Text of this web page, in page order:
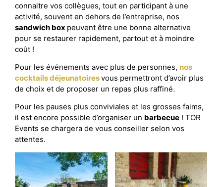
connaitre vos collègues, tout en participant à une
activité, souvent en dehors de l’entreprise, nos
sandwich box peuvent être une bonne alternative
pour se restaurer rapidement, partout et à moindre
coût !
Pour les événements avec plus de personnes, nos
cocktails déjeunatoiresvous permettront d’avoir plus
de choix et de proposer un repas plus raffiné.
Pour les pauses plus conviviales et les grosses faims,
il est encore possible d’organiser un barbecue ! TOR
Events se chargera de vous conseiller selon vos
attentes.